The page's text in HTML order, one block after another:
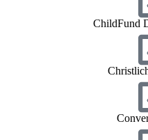
ChildFund